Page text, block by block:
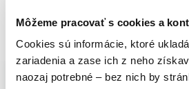
Môžeme pracovať s cookies a
Cookies sú informácie, ktoré
zariadenia a zase ich z neho
naozaj potrebné – bez nich by
Vybrané pre